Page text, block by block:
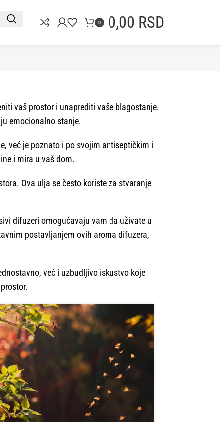
0 0,00 RSD
vaš prostor i unaprediti vaše blagostanje.
emocionalno stanje.
već je poznato i po svojim antiseptičkim i
i mira u vaš dom.
Ova ulja se često koriste za stvaranje
difuzeri omogućavaju vam da uživate u
postavljanjem ovih aroma difuzera,
već i uzbudljivo iskustvo koje